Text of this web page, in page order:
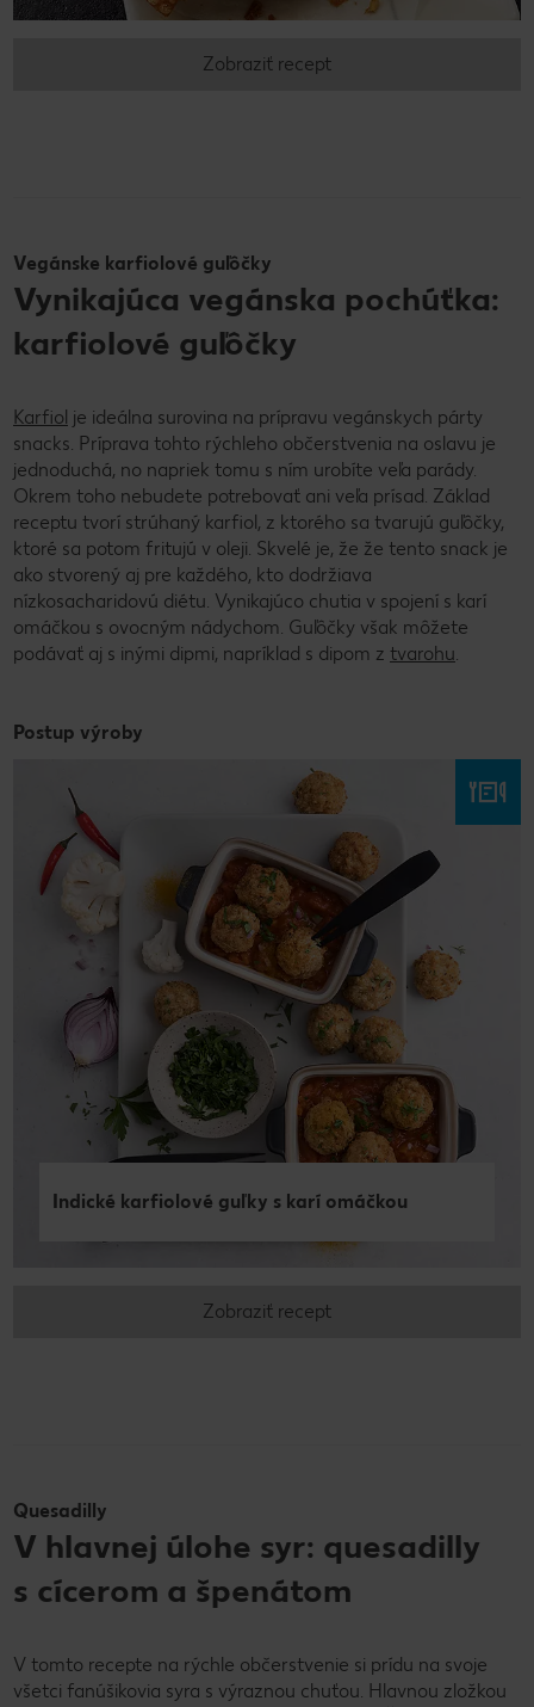
Zobraziť recept
Vegánske karfiolové guľôčky
Vynikajúca vegánska pochúťka:
karfiolové guľôčky
Karfiol je ideálna surovina na prípravu vegánskych párty
snacks. Príprava tohto rýchleho občerstvenia na oslavu je
jednoduchá, no napriek tomu s ním urobíte veľa parády.
Okrem toho nebudete potrebovať ani veľa prísad. Základ
receptu tvorí strúhaný karfiol, z ktorého sa tvarujú guľôčky,
ktoré sa potom fritujú v oleji. Skvelé je, že že tento snack je
ako stvorený aj pre každého, kto dodržiava
nízkosacharidovú diétu. Vynikajúco chutia v spojení s karí
omáčkou s ovocným nádychom. Guľôčky však môžete
podávať aj s inými dipmi, napríklad s dipom z tvarohu
Postup výroby
Indické karfiolové guľky s karí omáčkou
Zobraziť recept
Quesadilly
V hlavnej úlohe syr: quesadilly
s cícerom a špenátom
V tomto recepte na rýchle občerstvenie si prídu na svoje
všetci fanúšikovia syra s výraznou chuťou. Hlavnou zložkou